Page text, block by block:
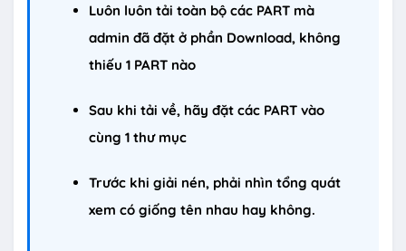
Luôn luôn tải toàn bộ các PART mà
admin đã đặt ở phần Download, không
thiếu 1 PART nào
Sau khi tải về, hãy đặt các PART vào
cùng 1 thư mục
Trước khi giải nén, phải nhìn tổng quát
xem có giống tên nhau hay không.